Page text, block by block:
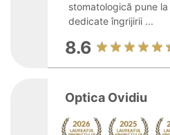
stomatologică pune
dedicate îngrijirii ...
8.6
Optica Ovidiu